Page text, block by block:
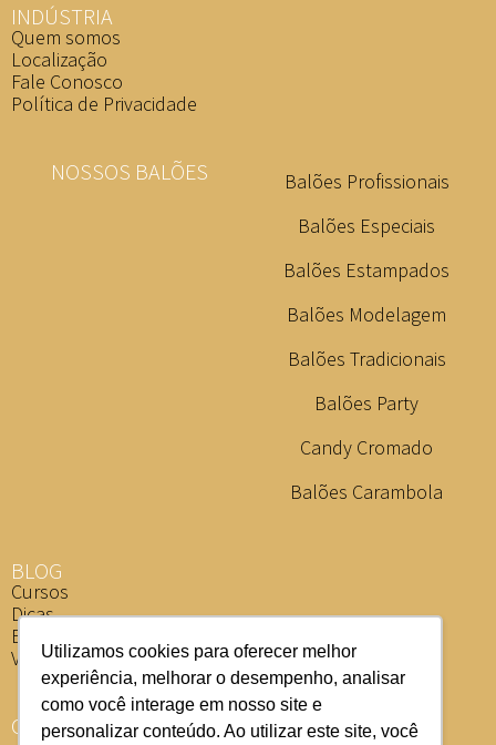
Utilizamos cookies para oferecer melhor
experiência, melhorar o desempenho, analisar
como você interage em nosso site e
personalizar conteúdo. Ao utilizar este site, você
INDÚSTRIA
Quem somos
Localização
Fale Conosco
Política de Privacidade
NOSSOS BALÕES
Balões Profissionais
Balões Especiais
Balões Estampados
Balões Modelagem
Balões Tradicionais
Balões Party
Candy Cromado
Balões Carambola
BLOG
Cursos
Dicas
Eventos
Vídeos
ONDE COMPRAR